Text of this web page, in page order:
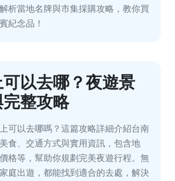
析當地名牌與市集採購攻略，教你買
紀念品！
以去哪？夜遊景
整攻略
可以去哪嗎？這篇攻略詳細介紹台南
食、交通方式與實用資訊，包含地
格等，幫助你規劃完美夜遊行程。無
庭出遊，都能找到適合的去處，解決